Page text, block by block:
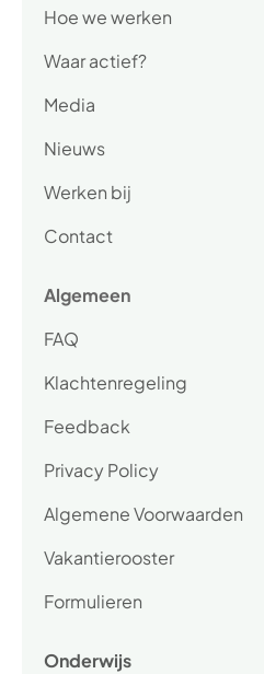
Hoe we werken
Waar actief?
Media
Nieuws
Werken bij
Contact
Algemeen
FAQ
Klachtenregeling
Feedback
Privacy Policy
Algemene Voorwaarden
Vakantierooster
Formulieren
Onderwijs